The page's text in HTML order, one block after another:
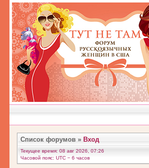
Список форумов » Вход
Текущее время: 08 авг 2026, 07:26
Часовой пояс: UTC − 6 часов